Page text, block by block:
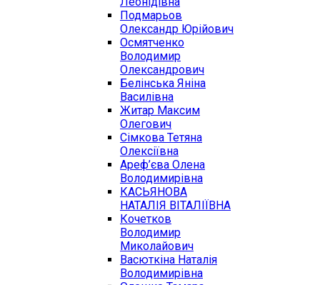
Подмарьов
Олександр Юрійович
Осмятченко
Володимир
Олександрович
Белінська Яніна
Василівна
Житар Максим
Олегович
Сімкова Тетяна
Олексіївна
Ареф’єва Олена
Володимирівна
КАСЬЯНОВА
НАТАЛІЯ ВІТАЛІЇВНА
Кочетков
Володимир
Миколайович
Васюткіна Наталія
Володимирівна